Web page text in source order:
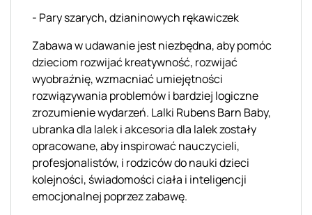
- Pary szarych, dzianinowych rękawiczek
Zabawa w udawanie jest niezbędna, aby pomóc
dzieciom rozwijać kreatywność, rozwijać
wyobraźnię, wzmacniać umiejętności
rozwiązywania problemów i bardziej logiczne
zrozumienie wydarzeń. Lalki Rubens Barn Baby,
ubranka dla lalek i akcesoria dla lalek zostały
opracowane, aby inspirować nauczycieli,
profesjonalistów, i rodziców do nauki dzieci
kolejności, świadomości ciała i inteligencji
emocjonalnej poprzez zabawę.